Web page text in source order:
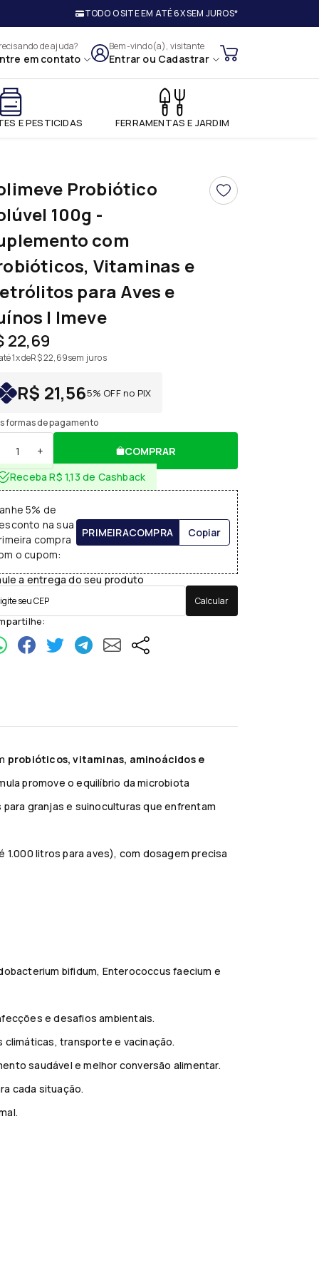
TODO O SITE EM ATÉ 6X SEM JUROS*
Ltda
de ajuda?
em contato
Bem-vindo(a), visitante
Entrar ou Cadastrar
E PESTICIDAS FERRAMENTAS E JARDIM
Probiótico
100g -
com
Vitaminas e
para Aves e
| Imeve
22,69
1x deR$ 22,69sem juros
R$ 21,565% OFF no PIX
formas de pagamento
+
COMPRAR
Receba R$ 1,13 de Cashback
5% de
na sua
compra
o cupom:
PRIMEIRACOMPRA Copiar
a entrega do seu produto
Calcular
probióticos, vitaminas, aminoácidos e
promove o equilíbrio da microbiota
granjas e suinoculturas que enfrentam
litros para aves), com dosagem precisa
bifidum, Enterococcus faecium e
e desafios ambientais.
transporte e vacinação.
saudável e melhor conversão alimentar.
cada situação.